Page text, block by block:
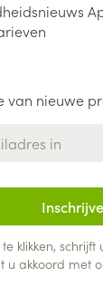
van nieuwe
klikken,
u akkoord met